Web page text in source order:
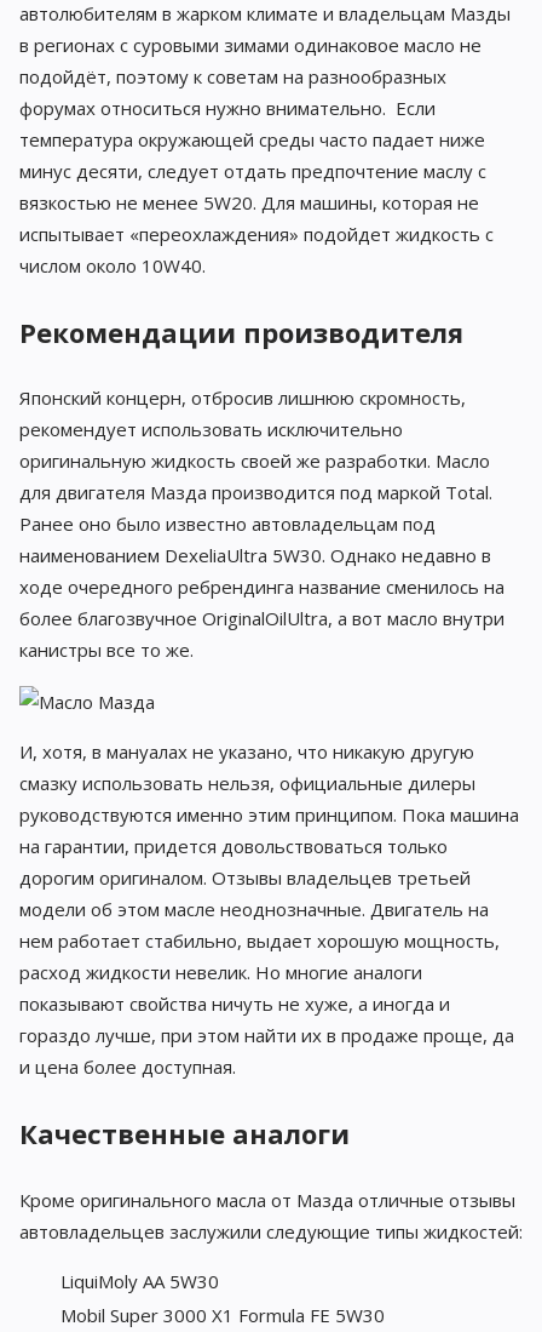
автолюбителям в жарком климате и владельцам Мазды
в регионах с суровыми зимами одинаковое масло не
подойдёт, поэтому к советам на разнообразных
форумах относиться нужно внимательно. Если
температура окружающей среды часто падает ниже
минус десяти, следует отдать предпочтение маслу с
вязкостью не менее 5W20. Для машины, которая не
испытывает «переохлаждения» подойдет жидкость с
числом около 10W40.
Рекомендации производителя
Японский концерн, отбросив лишнюю скромность,
рекомендует использовать исключительно
оригинальную жидкость своей же разработки. Масло
для двигателя Мазда производится под маркой Total.
Ранее оно было известно автовладельцам под
наименованием DexeliaUltra 5W30. Однако недавно в
ходе очередного ребрендинга название сменилось на
более благозвучное OriginalOilUltra, а вот масло внутри
канистры все то же.
И, хотя, в мануалах не указано, что никакую другую
смазку использовать нельзя, официальные дилеры
руководствуются именно этим принципом. Пока машина
на гарантии, придется довольствоваться только
дорогим оригиналом. Отзывы владельцев третьей
модели об этом масле неоднозначные. Двигатель на
нем работает стабильно, выдает хорошую мощность,
расход жидкости невелик. Но многие аналоги
показывают свойства ничуть не хуже, а иногда и
гораздо лучше, при этом найти их в продаже проще, да
и цена более доступная.
Качественные аналоги
Кроме оригинального масла от Мазда отличные отзывы
автовладельцев заслужили следующие типы жидкостей:
LiquiMoly AA 5W30
Mobil Super 3000 X1 Formula FE 5W30